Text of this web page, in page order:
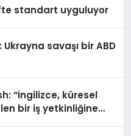
standart uyguluyor
savaşı bir ABD
“İngilizce, küresel
bir iş yetkinliğine